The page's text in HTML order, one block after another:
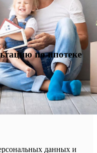
по ипотеке
данных и